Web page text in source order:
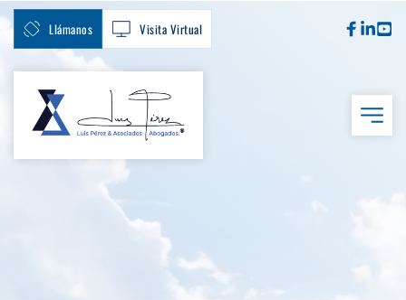
Llámanos Visita Virtual